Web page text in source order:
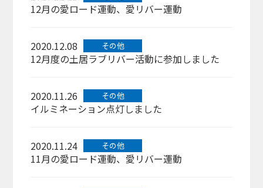
12月の愛ロード運動、愛リバー運動
2020.12.08 その他
12月度の土居ラブリバー活動に参加しました
2020.11.26 その他
イルミネーション点灯しました
2020.11.24 その他
11月の愛ロード運動、愛リバー運動